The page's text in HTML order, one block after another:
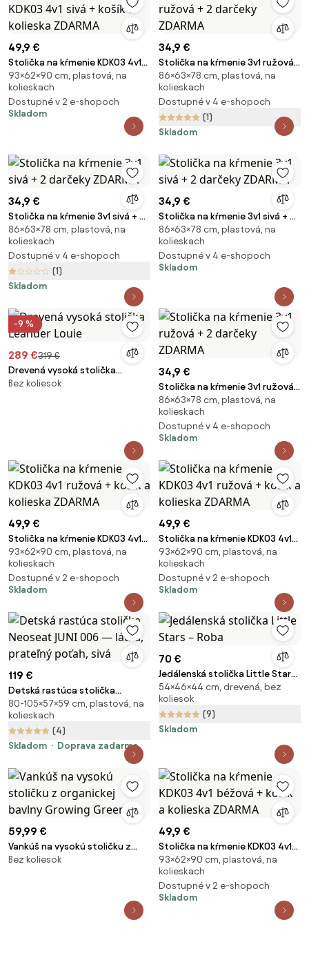
49,9 €
Stolička na kŕmenie KDK03 4v1
sivá + košík a kolieska ZDARMA
93×62×90 cm, plastová, na
kolieskach
Dostupné v 2 e-shopoch
Skladom
34,9 €
Stolička na kŕmenie 3v1 ružová
+ 2 darčeky ZDARMA
86×63×78 cm, plastová, na
kolieskach
Dostupné v 4 e-shopoch
(1)
Skladom
34,9 €
Stolička na kŕmenie 3v1 sivá + 2
darčeky ZDARMA
86×63×78 cm, plastová, na
kolieskach
Dostupné v 4 e-shopoch
(1)
Skladom
34,9 €
Stolička na kŕmenie 3v1 sivá + 2
darčeky ZDARMA
86×63×78 cm, plastová, na
kolieskach
Dostupné v 4 e-shopoch
Skladom
-9 %
289 €319 €
Drevená vysoká stolička
Leander Louie
Bez koliesok
34,9 €
Stolička na kŕmenie 3v1 ružová
+ 2 darčeky ZDARMA
86×63×78 cm, plastová, na
kolieskach
Dostupné v 4 e-shopoch
Skladom
49,9 €
Stolička na kŕmenie KDK03 4v1
ružová + košík a kolieska
ZDARMA
93×62×90 cm, plastová, na
kolieskach
Dostupné v 2 e-shopoch
Skladom
49,9 €
Stolička na kŕmenie KDK03 4v1
ružová + košík a kolieska
ZDARMA
93×62×90 cm, plastová, na
kolieskach
Dostupné v 2 e-shopoch
Skladom
119 €
Detská rastúca stolička
Neoseat JUNI 006 — látka,
prateľný poťah, sivá
80-105×57×59 cm, plastová, na
kolieskach
(4)
Skladom
Doprava zadarmo
70 €
Jedálenská stolička Little Stars
– Roba
54×46×44 cm, drevená, bez
koliesok
(9)
Skladom
59,99 €
Vankúš na vysokú stoličku z
organickej bavlny Growing
Bez koliesok
49,9 €
Stolička na kŕmenie KDK03 4v1
béžová + košík a kolieska
ZDARMA
93×62×90 cm, plastová, na
kolieskach
Dostupné v 2 e-shopoch
Skladom